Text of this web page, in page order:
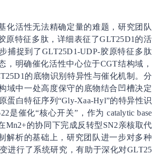
化活性无法精确定量的难题，研究团队
原特征多肽，详细表征了GLT25D1的活
捕捉到了GLT25D1-UDP-胶原特征多肽
，明确催化活性中心位于CGT结构域，
的底物识别特异性与催化机制。分
域中一处高度保守的底物结合凹槽决定
蛋白特征序列“Gly-Xaa-Hyl”的特异性识
是催化“核心开关”，作为 catalytic base
Mn2+的协同下完成反转型SN2亲核取代
解析的基础上，研究团队进一步对多种
进行了系统研究，有助于深化对GLT25